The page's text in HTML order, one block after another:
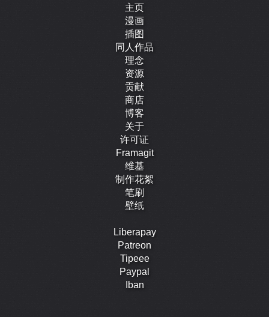
主页
漫画
插图
同人作品
理念
资源
贡献
商店
博客
关于
许可证
Framagit
维基
制作花絮
笔刷
壁纸
Liberapay
Patreon
Tipeee
Paypal
Iban